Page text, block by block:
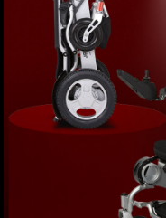
Giá: 18,500,000 VND